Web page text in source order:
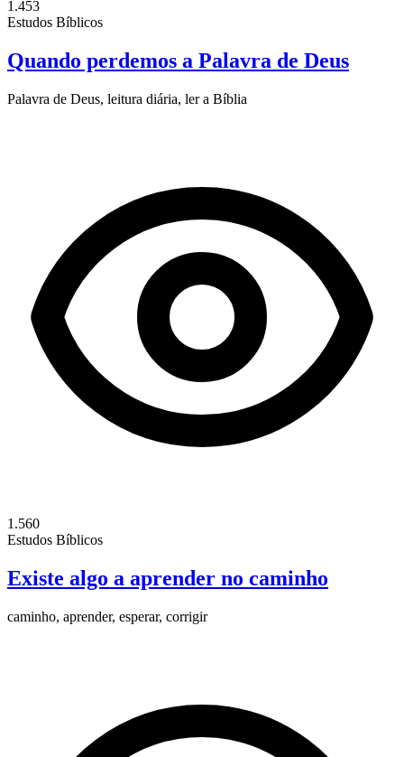
1.453
Estudos Bíblicos
Quando perdemos a Palavra de Deus
Palavra de Deus, leitura diária, ler a Bíblia
1.560
Estudos Bíblicos
Existe algo a aprender no caminho
caminho, aprender, esperar, corrigir